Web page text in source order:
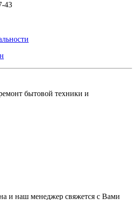
43
бытовой техники и
и наш менеджер свяжется с Вами